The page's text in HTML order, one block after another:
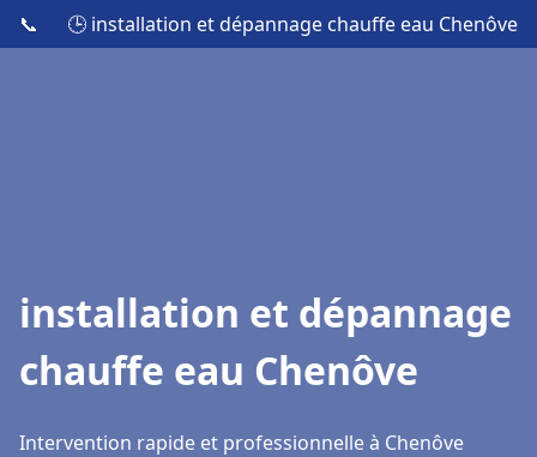
📞 🕒 installation et dépannage chauffe eau Chenôve
installation et dépannage
chauffe eau Chenôve
Intervention rapide et professionnelle à Chenôve